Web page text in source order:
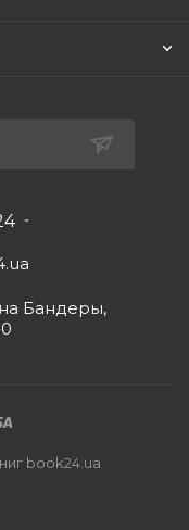
Бандеры,
book24.ua